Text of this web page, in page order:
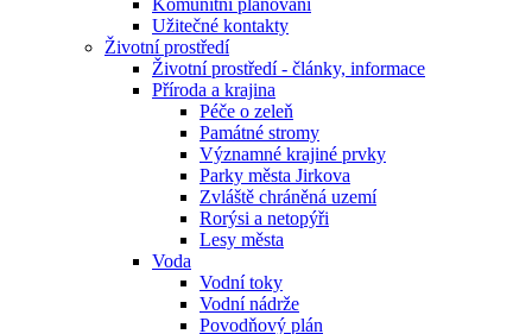
Komunitní plánování
Užitečné kontakty
Životní prostředí
Životní prostředí - články, informace
Příroda a krajina
Péče o zeleň
Památné stromy
Významné krajiné prvky
Parky města Jirkova
Zvláště chráněná uzemí
Rorýsi a netopýři
Lesy města
Voda
Vodní toky
Vodní nádrže
Povodňový plán